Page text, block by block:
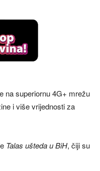
na superiornu 4G+ mrežu
i više vrijednosti za
Talas ušteda u BiH, čiji su